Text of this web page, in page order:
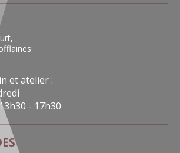
et atelier :
- 17h30